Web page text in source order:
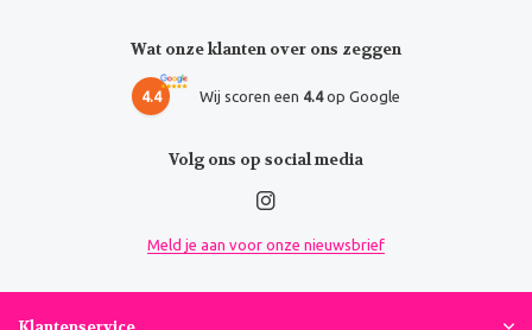
Wat onze klanten over ons zeggen
4.4 Wij scoren een 4.4op Google
Volg ons op social media
Meld je aan voor onze nieuwsbrief